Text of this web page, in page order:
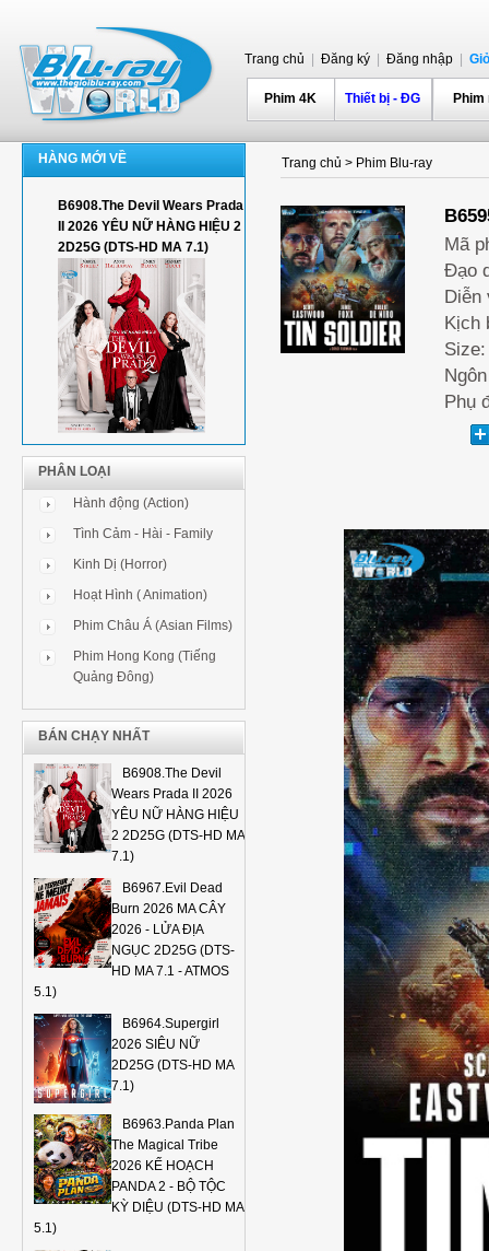
Trang chủ Đăng ký Đăng nhập
Phim 4K Thiết bị - ĐG
HÀNG MỚI VỀ
B6908.The Devil Wears Prada
II 2026 YÊU NỮ HÀNG HIỆU 2
2D25G (DTS-HD MA 7.1)
PHÂN LOẠI
Hành động (Action)
Tình Cảm - Hài - Family
Kinh Dị (Horror)
Hoạt Hình ( Animation)
Phim Châu Á (Asian Films)
Phim Hong Kong (Tiếng
Quảng Đông)
BÁN CHẠY NHẤT
B6908.The Devil
Wears Prada II 2026
YÊU NỮ HÀNG HIỆU
2 2D25G (DTS-HD MA
7.1)
B6967.Evil Dead
Burn 2026 MA CÂY
2026 - LỬA ĐỊA
NGỤC 2D25G (DTS-
HD MA 7.1 - ATMOS
5.1)
B6964.Supergirl
2026 SIÊU NỮ
2D25G (DTS-HD MA
7.1)
B6963.Panda Plan
The Magical Tribe
2026 KẾ HOẠCH
PANDA 2 - BỘ TỘC
KỲ DIỆU (DTS-HD MA
5.1)
Trang chủ > Phim Blu-ray
Mã
Đạo
Diễn
Kịch
Phụ